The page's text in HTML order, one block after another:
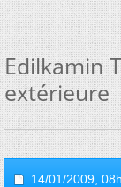
Edilkamin
extérieure
14/01/2009,